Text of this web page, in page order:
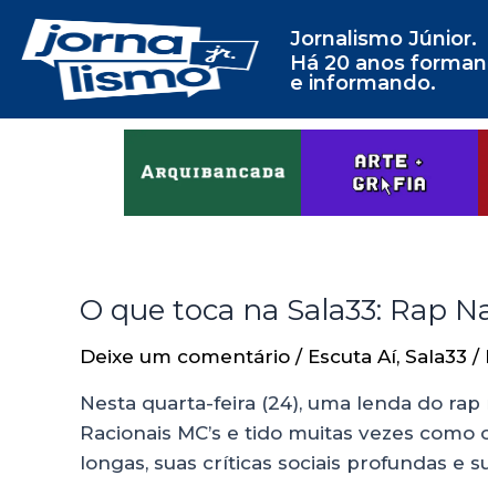
Jornalismo Júnior.
Há 20 anos
e informando.
O que toca na Sala33: Rap
Deixe um comentário / Escuta Aí, Sala33 /
Nesta quarta-feira (24), uma lenda do
Racionais MC’s e tido muitas vezes
longas, suas críticas sociais profundas e